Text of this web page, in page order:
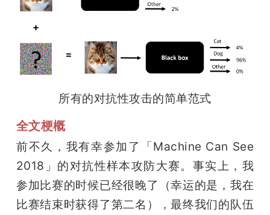
动
中
GAIR
专
所有的对抗性攻击的简单范式
全文梗概
前不久，我有幸参加了「Machine Can See
2018」的对抗性样本攻防大赛。事实上，我
参加比赛的时候已经很晚了（幸运的是，我在
比赛结束时获得了第二名），最终我们的队伍